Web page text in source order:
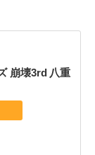
崩壊3rd 八重